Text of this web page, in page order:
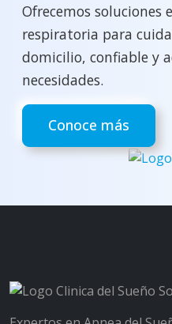
Ofrecemos soluciones
respiratoria para
domicilio, confiable y
necesidades.
Conoce más